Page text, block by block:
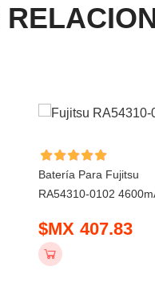
Batería Para Fujitsu
RA54310-0102
$MX 407.83